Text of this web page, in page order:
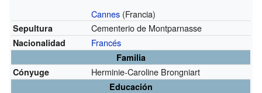
Cannes (Francia)
Sepultura Cementerio de Montparnasse
Nacionalidad Francés
Familia
Cónyuge
Herminie-Caroline Brongniart
Educación